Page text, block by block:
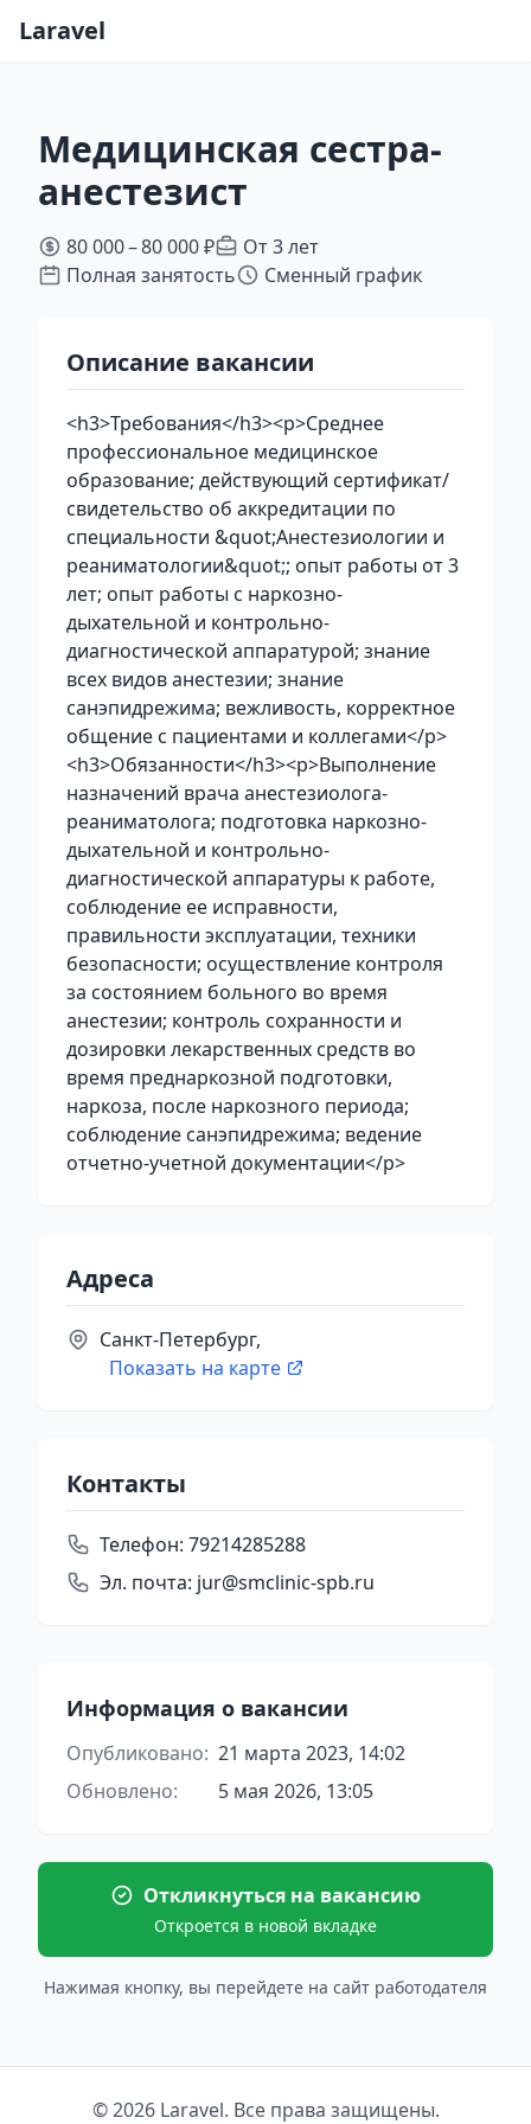
Laravel
Медицинская сестра-
анестезист
80 000 – 80 000 ₽
От 3 лет
Полная занятость
Сменный график
Описание вакансии
<h3>Требования</h3><p>Среднее
профессиональное медицинское
образование; действующий сертификат/
свидетельство об аккредитации по
специальности &quot;Анестезиологии и
реаниматологии&quot;; опыт работы от 3
лет; опыт работы с наркозно-
дыхательной и контрольно-
диагностической аппаратурой; знание
всех видов анестезии; знание
санэпидрежима; вежливость, корректное
общение с пациентами и коллегами</p>
<h3>Обязанности</h3><p>Выполнение
назначений врача анестезиолога-
реаниматолога; подготовка наркозно-
дыхательной и контрольно-
диагностической аппаратуры к работе,
соблюдение ее исправности,
правильности эксплуатации, техники
безопасности; осуществление контроля
за состоянием больного во время
анестезии; контроль сохранности и
дозировки лекарственных средств во
время преднаркозной подготовки,
наркоза, после наркозного периода;
соблюдение санэпидрежима; ведение
отчетно-учетной документации</p>
Адреса
Санкт-Петербург,
Показать на карте
Контакты
Телефон: 79214285288
Эл. почта: jur@smclinic-spb.ru
Информация о вакансии
Опубликовано: 21 марта 2023, 14:02
Обновлено:
5 мая 2026, 13:05
Откликнуться на вакансию
Откроется в новой вкладке
Нажимая кнопку, вы перейдете на сайт работодателя
© 2026 Laravel. Все права защищены.